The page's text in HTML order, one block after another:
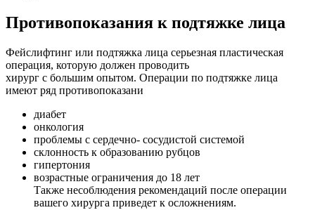
Противопоказания к подтяжке лица
Фейслифтинг или подтяжка лица серьезная пластическая
операция, которую должен проводить
хирург с большим опытом. Операции по подтяжке лица
имеют ряд противопоказани
диабет
онкология
проблемы с сердечно- сосудистой системой
склонность к образованию рубцов
гипертония
возрастные ограничения до 18 лет
Также несоблюдения рекомендаций после операции
вашего хирурга приведет к осложнениям.